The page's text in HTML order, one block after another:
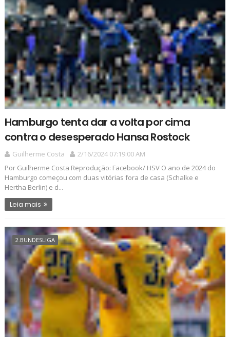
Hamburgo tenta dar a volta por cima
contra o desesperado Hansa Rostock
Guilherme Costa
2/16/2024 07:19:00 AM
Por Guilherme Costa Reprodução: Facebook/ HSV O ano de 2024 do
Hamburgo começou com duas vitórias fora de casa (Schalke e
Hertha Berlin) e d...
Leia mais
2.BUNDESLIGA